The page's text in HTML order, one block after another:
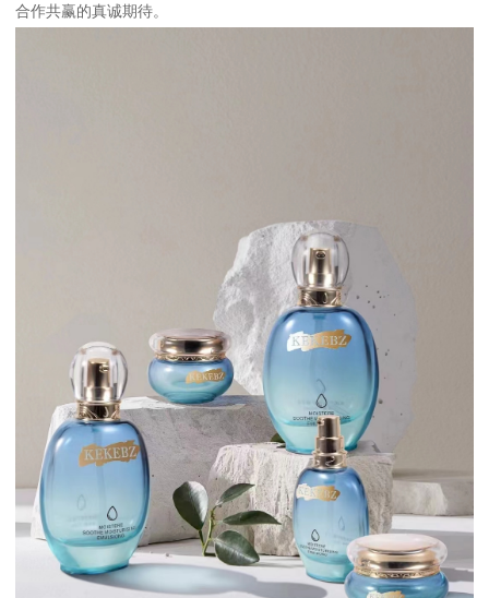
合作共赢的真诚期待。